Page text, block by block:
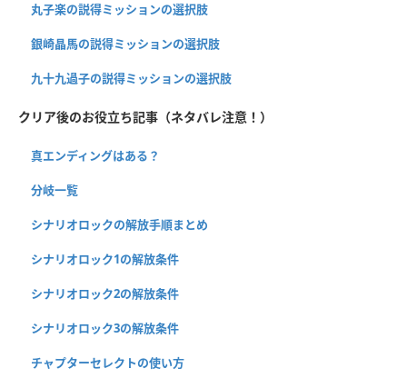
丸子楽の説得ミッションの選択肢
銀崎晶馬の説得ミッションの選択肢
九十九過子の説得ミッションの選択肢
クリア後のお役立ち記事（ネタバレ注意！）
真エンディングはある？
分岐一覧
シナリオロックの解放手順まとめ
シナリオロック1の解放条件
シナリオロック2の解放条件
シナリオロック3の解放条件
チャプターセレクトの使い方